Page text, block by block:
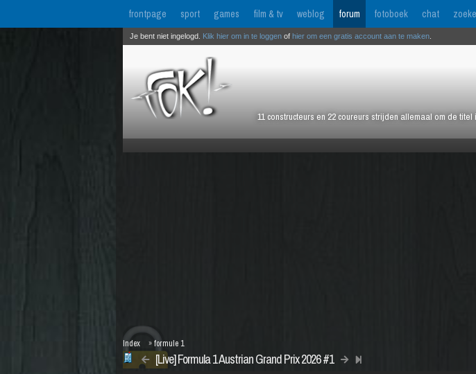
frontpage sport games film & tv weblog forum fotoboek chat
11 constructeurs en 22 coureurs strijden allemaal om de
Je bent niet ingelogd. Klik hier om in te loggen of hier om een gratis account aan te maken
[Live] Formula 1 Austrian Grand Prix 2026 #1
Index »formule 1